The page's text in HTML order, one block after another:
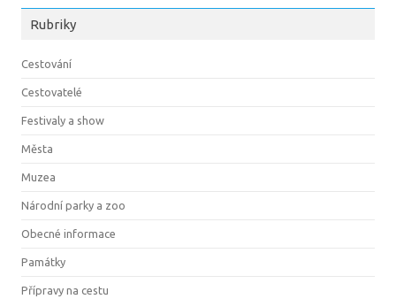
Rubriky
Cestování
Cestovatelé
Festivaly a show
Města
Muzea
Národní parky a zoo
Obecné informace
Památky
Přípravy na cestu